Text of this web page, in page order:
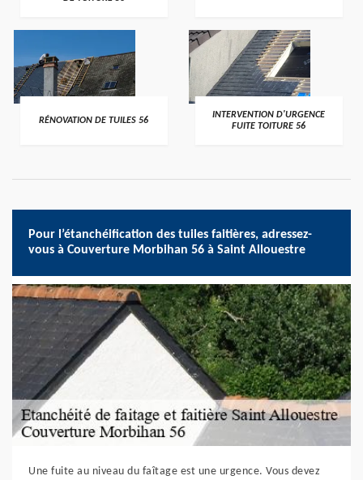
>
RÉNOVATION DE TUILES 56 >
INTERVENTION D'URGENCE
FUITE TOITURE 56
Pour l’étanchéification des tuiles faitières, adressez-
vous à Couverture Morbihan 56 à Saint Allouestre
Une fuite au niveau du faîtage est une urgence. Vous devez